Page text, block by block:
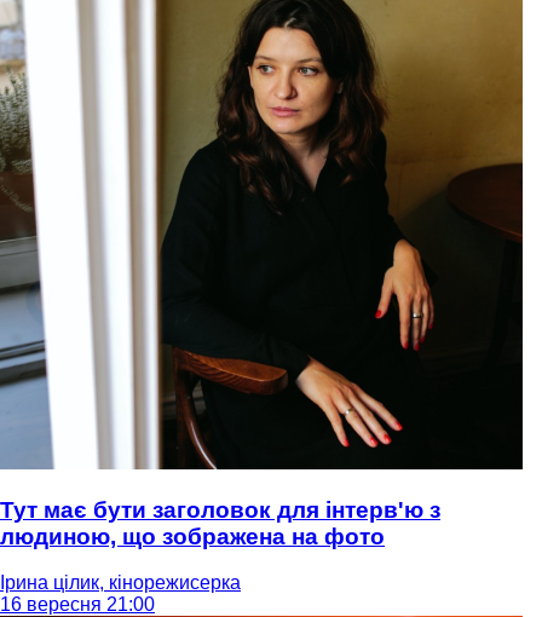
Тут має бути заголовок для інтерв'ю з
людиною, що зображена на фото
Ірина цілик, кінорежисерка
16 вересня 21:00